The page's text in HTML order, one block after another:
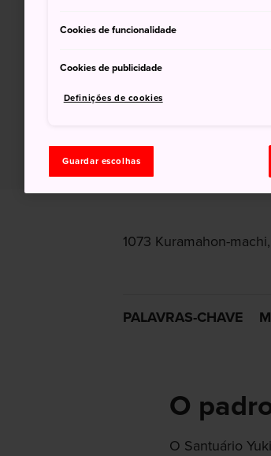
1073 Kuramahon-
PALAVRAS-CHAVE
O
O Santuário
Cookies de funcionalidade
Cookies de publicidade
Definições de cookies
Guardar escolhas